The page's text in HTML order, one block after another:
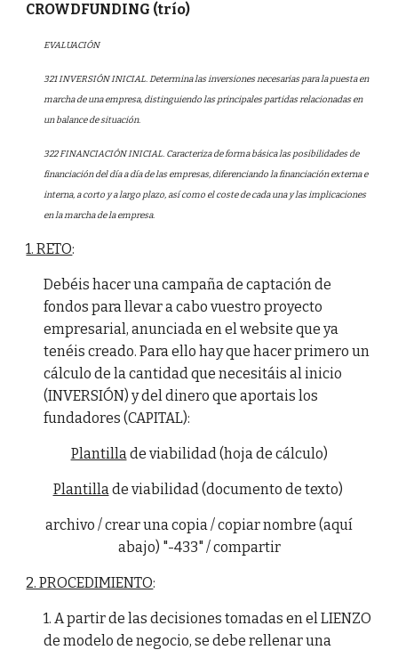
CROWDFUNDING (trío)
EVALUACIÓN
321 INVERSIÓN INICIAL. Determina las inversiones necesarias para la puesta en
marcha de una empresa, distinguiendo las principales partidas relacionadas en
un balance de situación.
322 FINANCIACIÓN INICIAL. Caracteriza de forma básica las posibilidades de
financiación del día a día de las empresas, diferenciando la financiación externa e
interna, a corto y a largo plazo, así como el coste de cada una y las implicaciones
en la marcha de la empresa.
1. RETO:
Debéis hacer una campaña de captación de
fondos para llevar a cabo vuestro proyecto
empresarial, anunciada en el website que ya
tenéis creado. Para ello hay que hacer primero un
cálculo de la cantidad que necesitáis al inicio
(INVERSIÓN) y del dinero que aportais los
fundadores (CAPITAL):
Plantillade viabilidad (hoja de cálculo)
Plantillade viabilidad (documento de texto)
archivo / crear una copia / copiar nombre (aquí
abajo) "-433" / compartir
2. PROCEDIMIENTO:
1. A partir de las decisiones tomadas en el LIENZO
de modelo de negocio, se debe rellenar una